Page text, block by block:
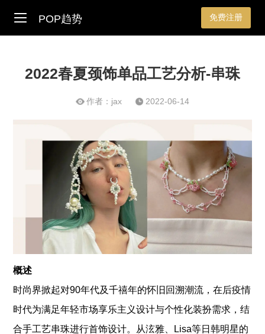
POP趋势 免费注册
2022春夏颈饰单品工艺分析-串珠
作者：jax 2022-06-14
概述
时尚界掀起对90年代及千禧年的怀旧回溯潮流，在后疫情
时代为满足年轻市场享乐主义设计与个性化装扮需求，结
合手工艺串珠进行首饰设计。从泫雅、Lisa等日韩明星的